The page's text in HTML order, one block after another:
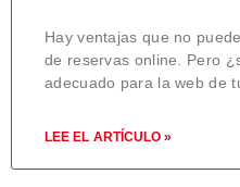
Hay ventajas que no
de reservas online. Pero
adecuado para la web de
LEE EL ARTÍCULO »